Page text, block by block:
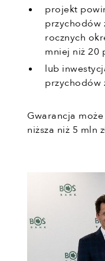
projekt
przychodów
rocznych
mniej niż 20
lub
przychodów
Gwarancja
niższa niż 5 mln